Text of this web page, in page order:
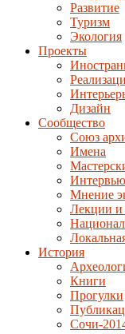
Развитие
Туризм
Экология
Проекты
Дизайн
Сообщество
Союз
Имена
Интервью
Мнение
Лекции и
История
Книги
Прогулки
Сочи-